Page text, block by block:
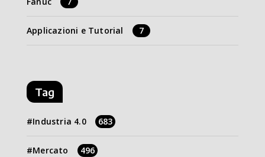
Applicazioni e Tutorial 7
Tag
Industria 4.0 683
Mercato 496